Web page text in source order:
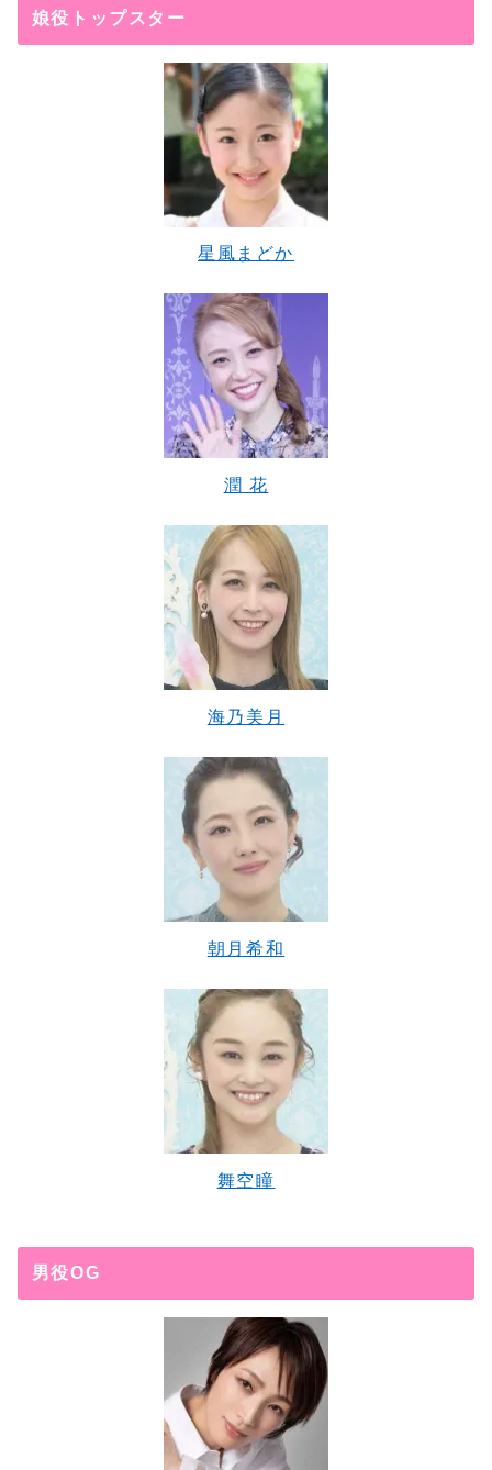
娘役トップスター
星風まどか
潤 花
海乃美月
朝月希和
舞空瞳
男役OG